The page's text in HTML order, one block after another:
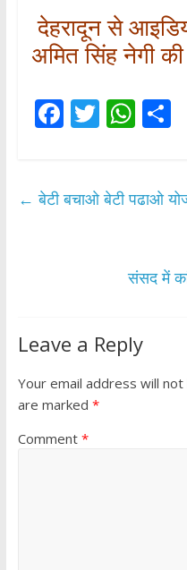
देहरादून से
अमित सिंह नेगी की
F
b
T
er
W
s
p
S
e
← बेटी बचाओ बेटी पढाओ
संसद में
Leave a Reply
Your email address will not
are marked *
Comment *